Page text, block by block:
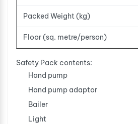
Packed Weight (kg)
Floor (sq. metre/person)
Safety Pack contents:
Hand pump
Hand pump adaptor
Bailer
Light